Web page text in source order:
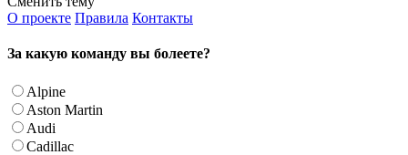
О проекте Правила Контакты
За какую команду вы болеете?
Alpine
Aston Martin
Audi
Cadillac